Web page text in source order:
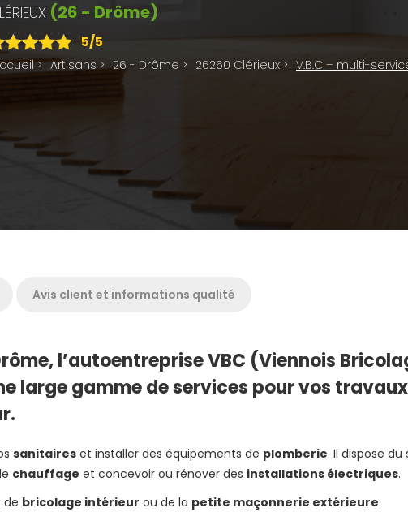
(26 - Drôme)
5/5
> Artisans > 26 - Drôme > 26260 Clérieux > V.B.C – multi-
Avis client et informations qualité
l’autoentreprise VBC (Viennois
large gamme de services pour vos travaux
sanitaires et installer des équipements de plomberie. Il dispose du
chauffage et concevoir ou rénover des installations électriques.
de bricolage intérieur ou de la petite maçonnerie extérieure.